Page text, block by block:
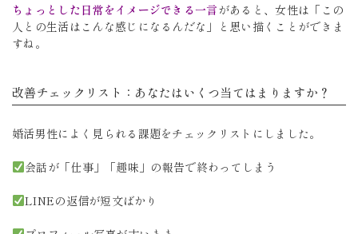
ちょっとした日常をイメージできる一言があると、女性は「この
人との生活はこんな感じになるんだな」と思い描くことができま
すね。
改善チェックリスト：あなたはいくつ当てはまりますか？
婚活男性によく見られる課題をチェックリストにしました。
会話が「仕事」「趣味」の報告で終わってしまう
LINEの返信が短文ばかり